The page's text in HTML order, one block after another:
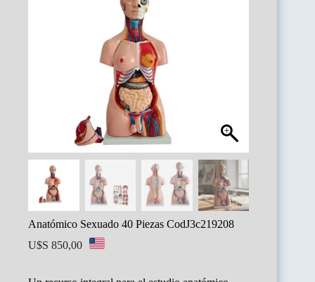
Anatómico Sexuado 40 Piezas CodJ3c219208
U$S 850,00